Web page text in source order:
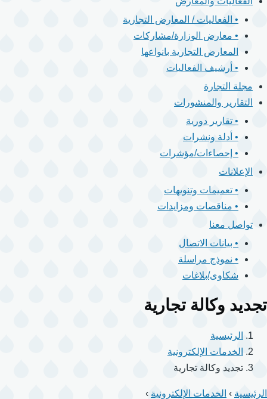
• الفعاليات / المعارض التجارية
• معارض الوزارة/مشاركات
المعارض التجارية بانواعها
• أرشيف الفعاليات
مجلة التجارة
التقارير والمنشورات
• تقارير دورية
• أدلة ونشرات
• إحصاءات/مؤشرات
الإعلانات
• تعميمات وتنويهات
• مناقصات ومزايدات
تواصل معنا
• بيانات الاتصال
• نموذج مراسلة
شكاوى/بلاغات
تجديد وكالة تجارية
الرئيسية
الخدمات الإلكترونية
تجديد وكالة تجارية
الرئيسية › الخدمات الإلكترونية ›